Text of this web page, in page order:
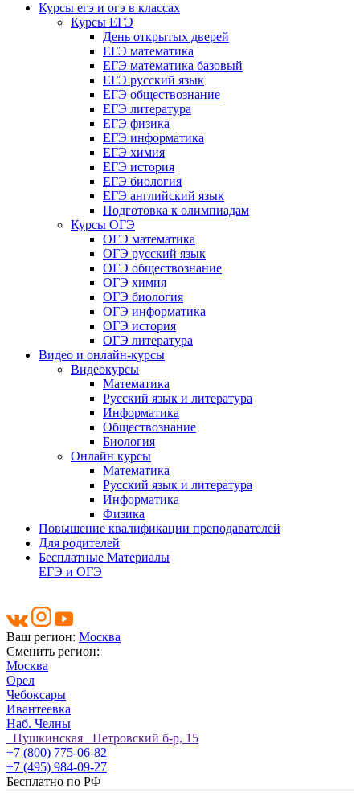
Курсы егэ и огэ в классах
Курсы ЕГЭ
День открытых дверей
ЕГЭ математика
ЕГЭ математика базовый
ЕГЭ русский язык
ЕГЭ обществознание
ЕГЭ литература
ЕГЭ физика
ЕГЭ информатика
ЕГЭ химия
ЕГЭ история
ЕГЭ биология
ЕГЭ английский язык
Подготовка к олимпиадам
Курсы ОГЭ
ОГЭ математика
ОГЭ русский язык
ОГЭ обществознание
ОГЭ химия
ОГЭ биология
ОГЭ информатика
ОГЭ история
ОГЭ литература
Видео и онлайн-курсы
Видеокурсы
Математика
Русский язык и литература
Информатика
Обществознание
Биология
Онлайн курсы
Математика
Русский язык и литература
Информатика
Физика
Повышение квалификации преподавателей
Для родителей
Бесплатные Материалы
ЕГЭ и ОГЭ
Ваш регион: Москва
Сменить регион:
Москва
Орел
Чебоксары
Ивантеевка
Наб. Челны
Пушкинская Петровский б-р, 15
+7 (800) 775-06-82
+7 (495) 984-09-27
Бесплатно по РФ